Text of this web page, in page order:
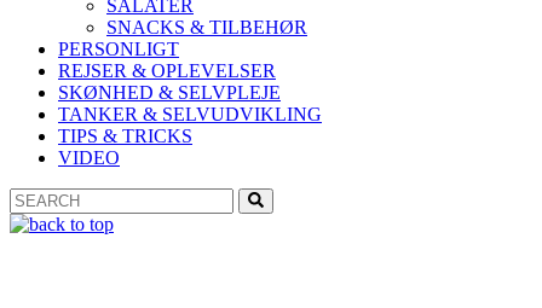
SALATER
SNACKS & TILBEHØR
PERSONLIGT
REJSER & OPLEVELSER
SKØNHED & SELVPLEJE
TANKER & SELVUDVIKLING
TIPS & TRICKS
VIDEO
Search
for: